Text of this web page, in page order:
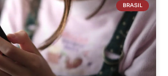
BRASIL